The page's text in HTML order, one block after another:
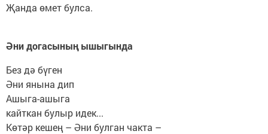
Җанда өмет булса.
Әни догасының ышыгында
Без дә бүген
Әни янына дип
Ашыга-ашыга
кайткан булыр идек...
Көтәр кешең – Әни булган чакта –